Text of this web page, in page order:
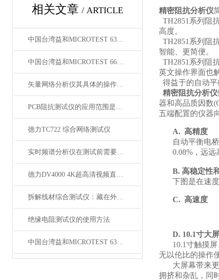
相关文章 / ARTICLE
中国台湾益和MICROTEST 6377/8/9阻抗分析仪
中国台湾益和MICROTEST 6632 精密阻抗分析仪
矢量网络分析仪其具体的操作步骤如下
PCB阻抗测试仪的应用范围是非常广泛的
德力TC722 综合网络测试仪
实时频谱分析仪在测试前需要做好什么准备
德力DV4000 4K超高清视频直播信号传输系统
拆解线材综合测试仪：藏在外壳里的精密结构，藏着哪些硬核秘密？
绝缘电阻测试仪的使用方法
中国台湾益和MICROTEST 6371 LCR测试仪
精密阻抗分析仪
TH2851系列阻
高度。
TH2851系列阻
智能、更简便。
TH2851系列阻
英文操作界面也
得益于的自动
精密阻抗分析仪
器和高品质因数
五端配置的仪器
A. 高精度
自动平衡电
0.08%，远
B. 高稳定性
下图是在速
C. 高速度
D. 10.1寸大
10.1寸触摸
无以伦比的操作
大屏幕带来
拥挤和杂乱，同